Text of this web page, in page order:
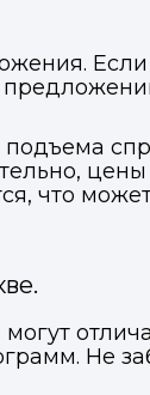
подъема
что
Не